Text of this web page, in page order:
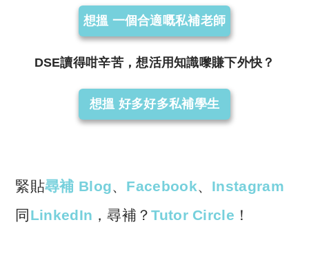
想搵 一個合適嘅私補老師
DSE讀得咁辛苦，想活用知識嚟賺下外快？
想搵 好多好多私補學生
緊貼尋補 Blog Facebook
Instagram
同 LinkedIn ，尋補？Tutor Circle ！